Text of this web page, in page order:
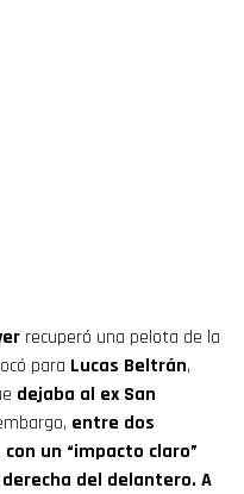
recuperó una pelota de la
para Lucas Beltrán,
dejaba al ex San
entre dos
un “impacto claro”
del delantero. A